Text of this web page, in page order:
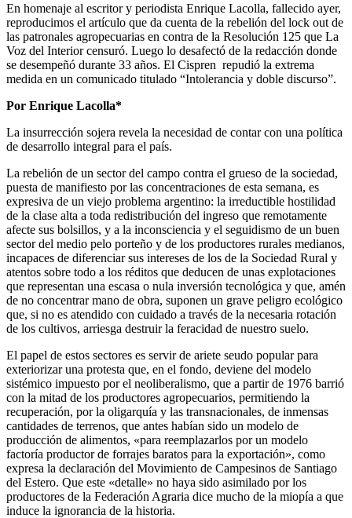
En homenaje al escritor y periodista Enrique Lacolla, fallecido ayer,
reproducimos el artículo que da cuenta de la rebelión del lock out de
las patronales agropecuarias en contra de la Resolución 125 que La
Voz del Interior censuró. Luego lo desafectó de la redacción donde
se desempeñó durante 33 años. El Cispren repudió la extrema
medida en un comunicado titulado “Intolerancia y doble discurso”.
Por Enrique Lacolla*
La insurrección sojera revela la necesidad de contar con una política
de desarrollo integral para el país.
La rebelión de un sector del campo contra el grueso de la sociedad,
puesta de manifiesto por las concentraciones de esta semana, es
expresiva de un viejo problema argentino: la irreductible hostilidad
de la clase alta a toda redistribución del ingreso que remotamente
afecte sus bolsillos, y a la inconsciencia y el seguidismo de un buen
sector del medio pelo porteño y de los productores rurales medianos,
incapaces de diferenciar sus intereses de los de la Sociedad Rural y
atentos sobre todo a los réditos que deducen de unas explotaciones
que representan una escasa o nula inversión tecnológica y que, amén
de no concentrar mano de obra, suponen un grave peligro ecológico
que, si no es atendido con cuidado a través de la necesaria rotación
de los cultivos, arriesga destruir la feracidad de nuestro suelo.
El papel de estos sectores es servir de ariete seudo popular para
exteriorizar una protesta que, en el fondo, deviene del modelo
sistémico impuesto por el neoliberalismo, que a partir de 1976 barrió
con la mitad de los productores agropecuarios, permitiendo la
recuperación, por la oligarquía y las transnacionales, de inmensas
cantidades de terrenos, que antes habían sido un modelo de
producción de alimentos, «para reemplazarlos por un modelo
factoría productor de forrajes baratos para la exportación», como
expresa la declaración del Movimiento de Campesinos de Santiago
del Estero. Que este «detalle» no haya sido asimilado por los
productores de la Federación Agraria dice mucho de la miopía a que
induce la ignorancia de la historia.